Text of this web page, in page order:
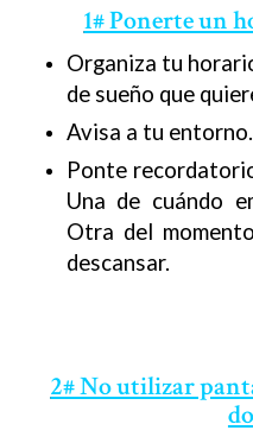
1# Ponerte un
Organiza tu
de sueño que
Avisa a tu entorno.
Ponte
Una de cuándo
Otra del
descansar.
2# No utilizar